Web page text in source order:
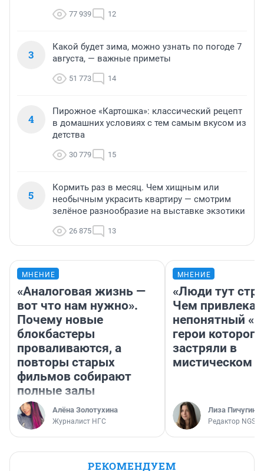
77 939 12
3
Какой будет зима, можно узнать по погоде 7
августа, — важные приметы
51 773 14
4
Пирожное «Картошка»: классический рецепт
в домашних условиях с тем самым вкусом из
детства
30 779 15
5
Кормить раз в месяц. Чем хищным или
необычным украсить квартиру — смотрим
зелёное разнообразие на выставке экзотики
26 875 13
МНЕНИЕ
«Аналоговая жизнь —
вот что нам нужно».
Почему новые
блокбастеры
проваливаются, а
повторы старых
фильмов собирают
полные залы
Алёна Золотухина
Журналист НГС
МНЕНИЕ
«Люди тут
Чем
непонятный
герои которого
застряли в
мистическом
Лиза Пичугина
Редактор
РЕКОМЕНДУЕМ